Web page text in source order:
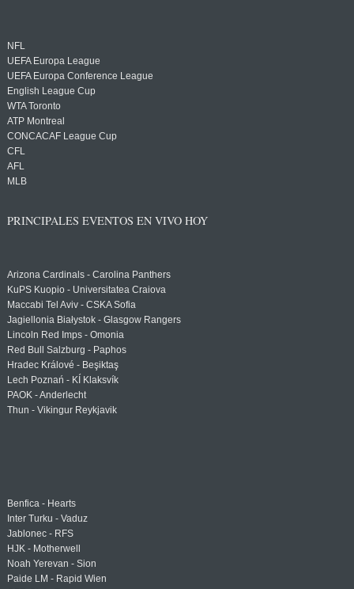
NFL
UEFA Europa League
UEFA Europa Conference League
English League Cup
WTA Toronto
ATP Montreal
CONCACAF League Cup
CFL
AFL
MLB
PRINCIPALES EVENTOS EN VIVO HOY
Arizona Cardinals - Carolina Panthers
KuPS Kuopio - Universitatea Craiova
Maccabi Tel Aviv - CSKA Sofia
Jagiellonia Białystok - Glasgow Rangers
Lincoln Red Imps - Omonia
Red Bull Salzburg - Paphos
Hradec Králové - Beşiktaş
Lech Poznań - KÍ Klaksvík
PAOK - Anderlecht
Thun - Vikingur Reykjavik
Benfica - Hearts
Inter Turku - Vaduz
Jablonec - RFS
HJK - Motherwell
Noah Yerevan - Sion
Paide LM - Rapid Wien